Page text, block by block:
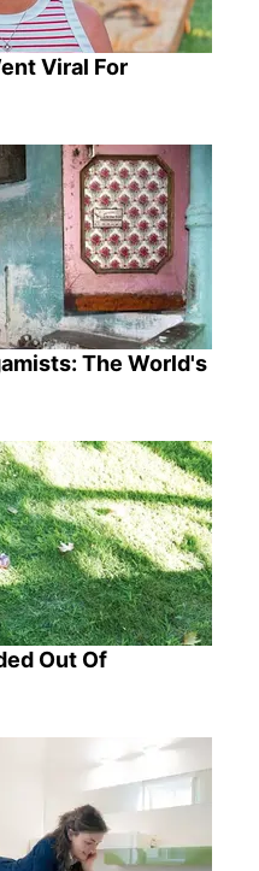
Viral For
The World's
Out Of